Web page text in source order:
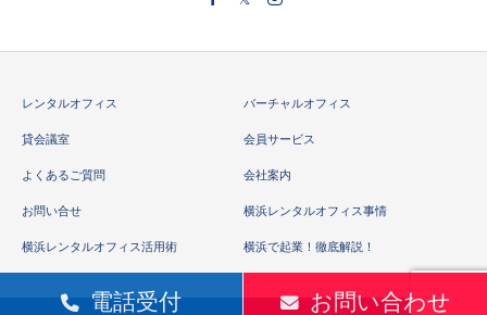
レンタルオフィス バーチャルオフィス
貸会議室 会員サービス
よくあるご質問 会社案内
お問い合せ 横浜レンタルオフィス事情
横浜レンタルオフィス活用術 横浜で起業！徹底解説！
電話受付 お問い合わせ